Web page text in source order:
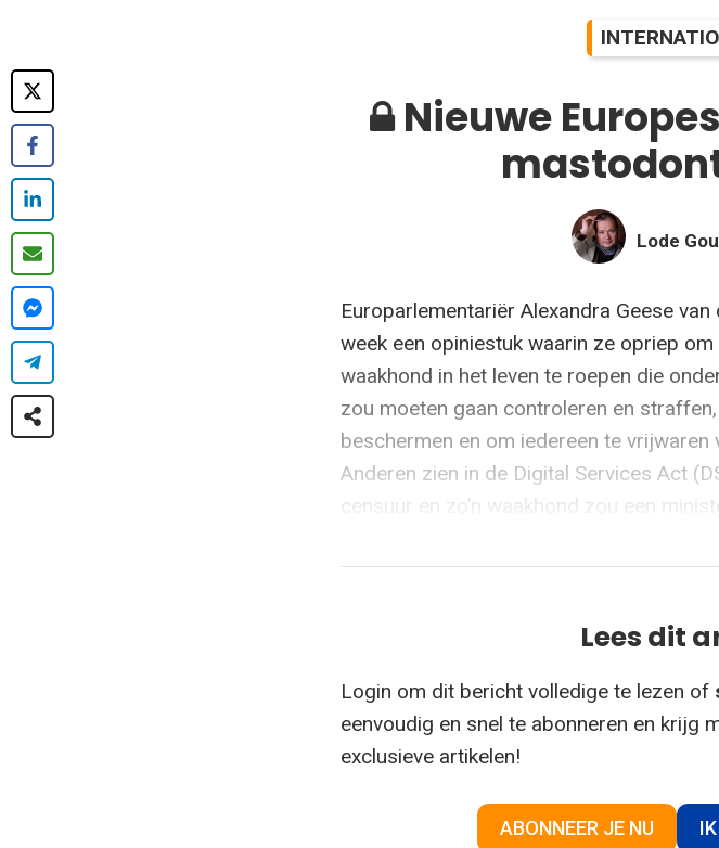
Nieuwe
Lode
Europarlementariër Alexandra Geese
week een opiniestuk waarin ze opriep
waakhond in het leven te roepen die
zou moeten gaan controleren en
beschermen en om iedereen te
Anderen zien in de Digital Services Act
censuur en zo’n waakhond zou een
Lees dit
Login om dit bericht volledige te lezen of
eenvoudig en snel te abonneren en krijg
exclusieve artikelen!
ABONNEER JE NU